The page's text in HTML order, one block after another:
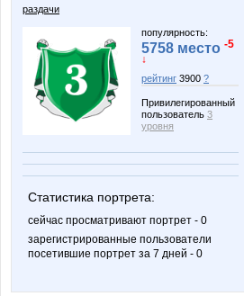
раздачи
популярность:
5758 место -5
↓
рейтинг 3900 ?
Привилегированный
пользователь 3
уровня
Статистика портрета:
сейчас просматривают портрет - 0
зарегистрированные пользователи
посетившие портрет за 7 дней - 0